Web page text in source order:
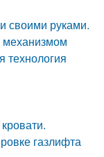
своими руками.
механизмом
технология
газлифта